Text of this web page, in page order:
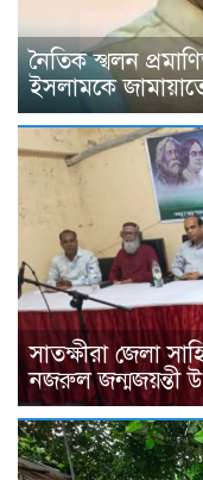
নৈতিক স্খলন
ইসলামকে
সাতক্ষীরা জেলা
নজরুল জন্মজয়ন্তী